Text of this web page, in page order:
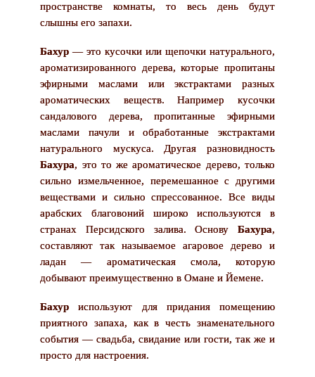
пространстве комнаты, то весь день будут
слышны его запахи.
Бахур — это кусочки или щепочки натурального,
ароматизированного дерева, которые пропитаны
эфирными маслами или экстрактами разных
ароматических веществ. Например кусочки
сандалового дерева, пропитанные эфирными
маслами пачули и обработанные экстрактами
натурального мускуса. Другая разновидность
Бахура, это то же ароматическое дерево, только
сильно измельченное, перемешанное с другими
веществами и сильно спрессованное. Все виды
арабских благовоний широко используются в
странах Персидского залива. Основу Бахура,
составляют так называемое агаровое дерево и
ладан — ароматическая смола, которую
добывают преимущественно в Омане и Йемене.
Бахур используют для придания помещению
приятного запаха, как в честь знаменательного
события — свадьба, свидание или гости, так же и
просто для настроения.